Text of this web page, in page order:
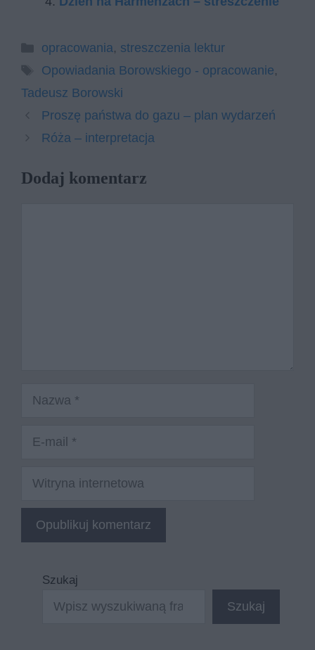
Kategorie
opracowania, streszczenia lektur
Tagi
Opowiadania Borowskiego - opracowanie,
Tadeusz Borowski
Proszę państwa do gazu – plan wydarzeń
Róża – interpretacja
Dodaj komentarz
Nazwa
Witryna
Szukaj
Szukaj